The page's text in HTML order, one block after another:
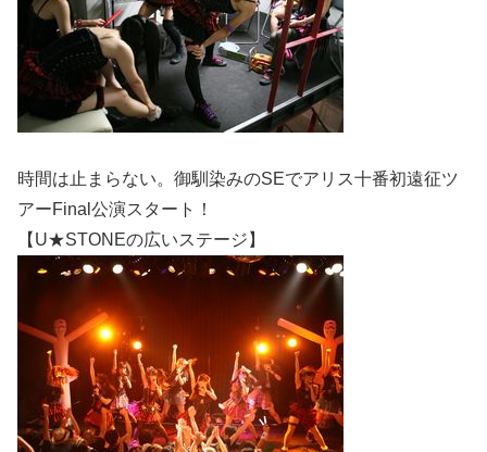
時間は止まらない。御馴染みのSEでアリス十番初遠征ツ
アーFinal公演スタート！
【U★STONEの広いステージ】